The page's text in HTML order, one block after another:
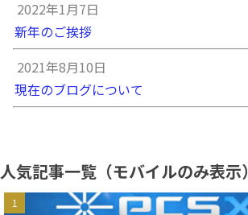
2022年1月7日
新年のご挨拶
2021年8月10日
現在のブログについて
人気記事一覧（モバイルのみ表示）